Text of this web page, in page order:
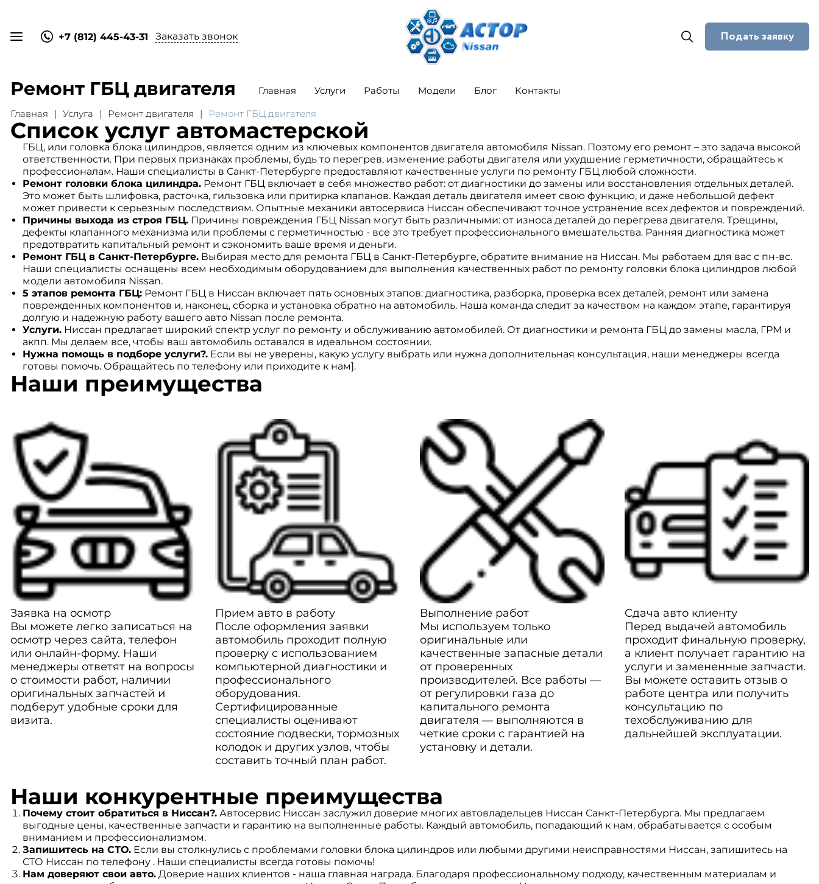
+7 (812) 445-43-31 Заказать звонок Подать заявку
Главная Услуги Работы Модели Блог Контакты
Ремонт ГБЦ двигателя
Главная Услуга Ремонт двигателя Ремонт ГБЦ двигателя
Список услуг автомастерской
ГБЦ, или головка блока цилиндров, является одним из ключевых компонентов двигателя автомобиля Nissan. Поэтому его ремонт – это задача высокой
ответственности. При первых признаках проблемы, будь то перегрев, изменение работы двигателя или ухудшение герметичности, обращайтесь к
профессионалам. Наши специалисты в Санкт-Петербурге предоставляют качественные услуги по ремонту ГБЦ любой сложности.
Ремонт головки блока цилиндра.Ремонт ГБЦ включает в себя множество работ: от диагностики до замены или восстановления отдельных деталей.
Это может быть шлифовка, расточка, гильзовка или притирка клапанов. Каждая деталь двигателя имеет свою функцию, и даже небольшой дефект
может привести к серьезным последствиям. Опытные механики автосервиса Ниссан обеспечивают точное устранение всех дефектов и повреждений.
Причины выхода из строя ГБЦ.Причины повреждения ГБЦ Nissan могут быть различными: от износа деталей до перегрева двигателя. Трещины,
дефекты клапанного механизма или проблемы с герметичностью - все это требует профессионального вмешательства. Ранняя диагностика может
предотвратить капитальный ремонт и сэкономить ваше время и деньги.
Ремонт ГБЦ в Санкт-Петербурге.Выбирая место для ремонта ГБЦ в Санкт-Петербурге, обратите внимание на Ниссан. Мы работаем для вас с пн-вс.
Наши специалисты оснащены всем необходимым оборудованием для выполнения качественных работ по ремонту головки блока цилиндров любой
модели автомобиля Nissan.
5 этапов ремонта ГБЦ:Ремонт ГБЦ в Ниссан включает пять основных этапов: диагностика, разборка, проверка всех деталей, ремонт или замена
поврежденных компонентов и, наконец, сборка и установка обратно на автомобиль. Наша команда следит за качеством на каждом этапе, гарантируя
долгую и надежную работу вашего авто Nissan после ремонта.
Услуги.Ниссан предлагает широкий спектр услуг по ремонту и обслуживанию автомобилей. От диагностики и ремонта ГБЦ до замены масла, ГРМ и
акпп. Мы делаем все, чтобы ваш автомобиль оставался в идеальном состоянии.
Нужна помощь в подборе услуги?.Если вы не уверены, какую услугу выбрать или нужна дополнительная консультация, наши менеджеры всегда
готовы помочь. Обращайтесь по телефону или приходите к нам].
Наши преимущества
Заявка на осмотр
Вы можете легко записаться на
осмотр через сайта, телефон
или онлайн-форму. Наши
менеджеры ответят на вопросы
о стоимости работ, наличии
оригинальных запчастей и
подберут удобные сроки для
визита.
Прием авто в работу
После оформления заявки
автомобиль проходит полную
проверку с использованием
компьютерной диагностики и
профессионального
оборудования.
Сертифицированные
специалисты оценивают
состояние подвески, тормозных
колодок и других узлов, чтобы
составить точный план работ.
Выполнение работ
Мы используем только
оригинальные или
качественные запасные детали
от проверенных
производителей. Все работы —
от регулировки газа до
капитального ремонта
двигателя — выполняются в
четкие сроки с гарантией на
установку и детали.
Сдача авто клиенту
Перед выдачей автомобиль
проходит финальную проверку,
а клиент получает гарантию на
услуги и замененные запчасти.
Вы можете оставить отзыв о
работе центра или получить
консультацию по
техобслуживанию для
дальнейшей эксплуатации.
Наши конкурентные преимущества
Почему стоит обратиться в Ниссан?.Автосервис Ниссан заслужил доверие многих автовладельцев Ниссан Санкт-Петербурга. Мы предлагаем
выгодные цены, качественные запчасти и гарантию на выполненные работы. Каждый автомобиль, попадающий к нам, обрабатывается с особым
вниманием и профессионализмом.
Запишитесь на СТО.Если вы столкнулись с проблемами головки блока цилиндров или любыми другими неисправностями Ниссан, запишитесь на
СТО Ниссан по телефону . Наши специалисты всегда готовы помочь!
Нам доверяют свои авто.Доверие наших клиентов - наша главная награда. Благодаря профессиональному подходу, качественным материалам и